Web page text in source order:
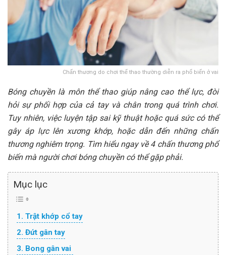
Chấn thương do chơi thể thao thường diễn ra phổ biến ở vai
Bóng chuyền là môn thể thao giúp nâng cao thể lực, đòi
hỏi sự phối hợp của cả tay và chân trong quá trình chơi.
Tuy nhiên, việc luyện tập sai kỹ thuật hoặc quá sức có thể
gây áp lực lên xương khớp, hoặc dẫn đến những chấn
thương nghiêm trọng. Tìm hiểu ngay về 4 chấn thương phổ
biến mà người chơi bóng chuyền có thể gặp phải.
Mục lục
1. Trật khớp cổ tay
2. Đứt gân tay
3. Bong gân vai